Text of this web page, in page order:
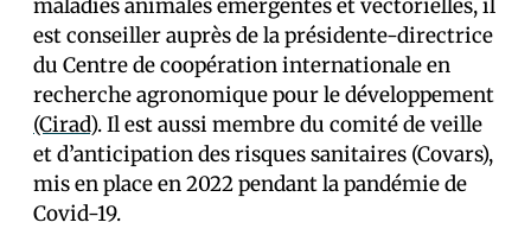
maladies animales émergentes et vectorielles, il
est conseiller auprès de la présidente-directrice
du Centre de coopération internationale en
recherche agronomique pour le développement
(Cirad). Il est aussi membre du comité de veille
et d’anticipation des risques sanitaires (Covars),
mis en place en 2022 pendant la pandémie de
Covid-19.